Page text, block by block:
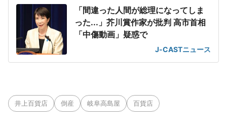
「間違った人間が総理になってしま
った...」芥川賞作家が批判 高市首相
「中傷動画」疑惑で
J-CASTニュース
井上百貨店 倒産 岐阜高島屋 百貨店